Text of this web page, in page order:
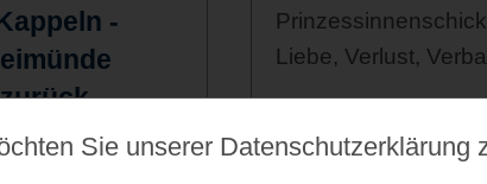
-
Princess -
-
Liebe, Verlust,
Sie unserer Datenschutz­erklärung